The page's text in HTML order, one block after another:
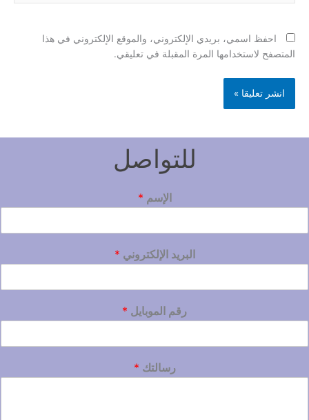
احفظ اسمي، بريدي الإلكتروني، والموقع الإلكتروني في هذا
المتصفح لاستخدامها المرة المقبلة في تعليقي.
للتواصل
الإسم *
البريد الإلكتروني *
رقم الموبايل *
رسالتك *